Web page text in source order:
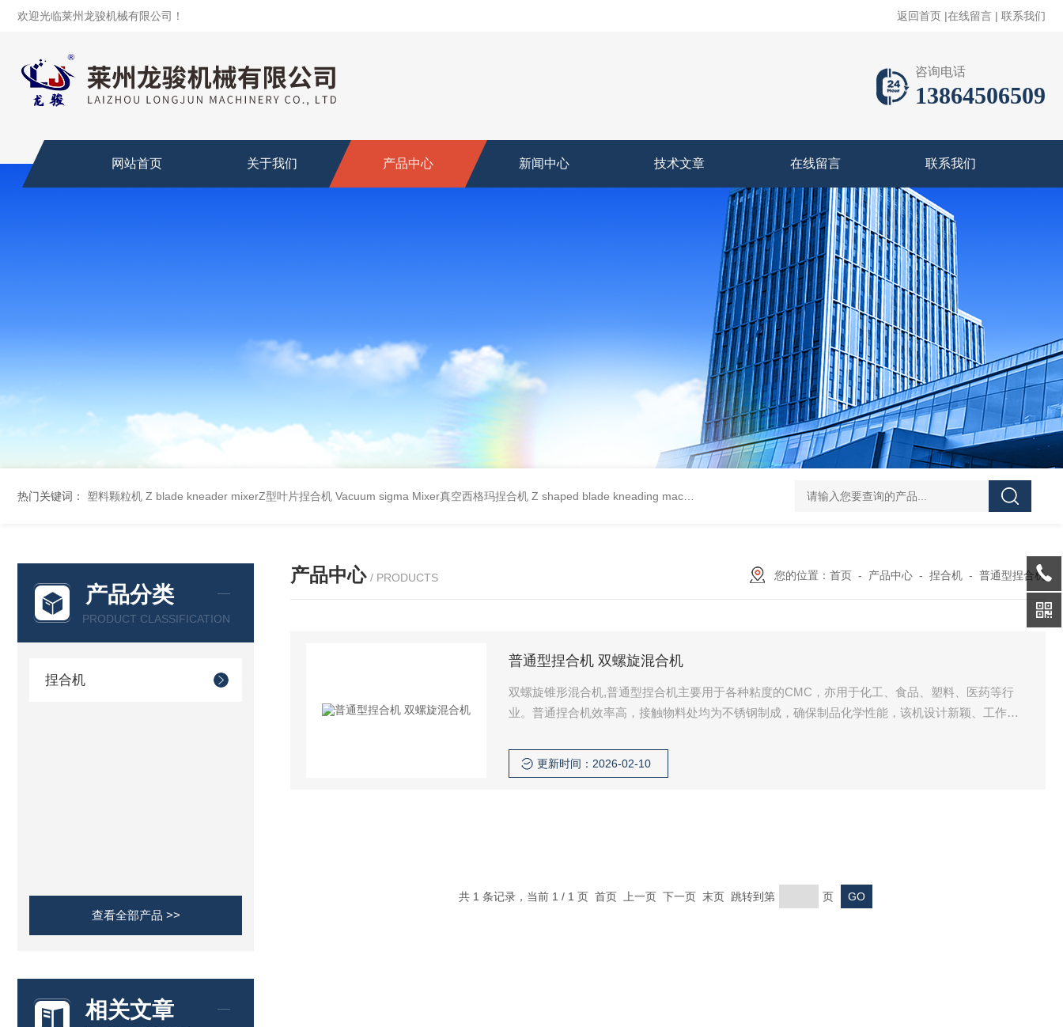
欢迎光临莱州龙骏机械有限公司！ 返回首页 |在线留言 | 联系我们
咨询电话
13864506509
网站首页 关于我们 产品中心 新闻中心 技术文章 在线留言 联系我们
热门关键词： 塑料颗粒机 Z blade kneader mixerZ型叶片捏合机 Vacuum sigma Mixer真空西格玛捏合机 Z shaped blade kneading machineZ型捏合机 Z shaped blade sigma mixerZ型捏合机 Vacuum Kneader真
产品分类
PRODUCT CLASSIFICATION
捏合机
查看全部产品 >>
相关文章
产品中心 / PRODUCTS 您的位置： 首页 - 产品中心 - 捏合机 - 普通型捏合机
普通型捏合机 双螺旋混合机
双螺旋锥形混合机,普通型捏合机主要用于各种粘度的CMC，亦用于化工、食品、塑料、医药等行
业。普通捏合机效率高，接触物料处均为不锈钢制成，确保制品化学性能，该机设计新颖、工作可
更新时间：2026-02-10
共 1 条记录，当前 1 / 1 页 首页 上一页 下一页 末页 跳转到第 页